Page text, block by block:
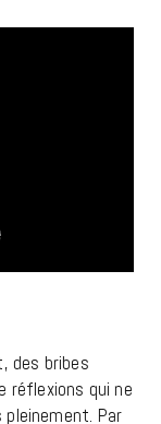
des bribes
réflexions qui ne
Par